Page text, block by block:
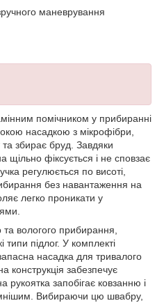
маневрування
помічником у прибиранні
насадкою з мікрофібри,
збирає бруд. Завдяки
щільно фіксується і не сповзає
регулюється по висоті,
без навантаження на
легко проникати у
вологого прибирання,
підлог. У комплекті
насадка для тривалого
конструкція забезпечує
рукоятка запобігає ковзанню і
Вибираючи цю швабру,